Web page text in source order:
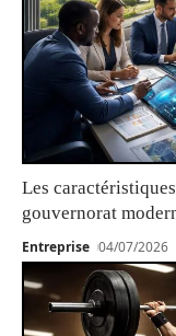
Les
gouvernorat
Entreprise 04/07/2026